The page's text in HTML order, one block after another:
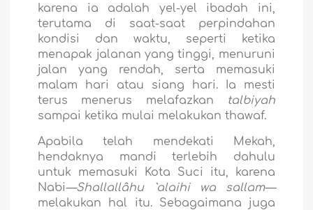
karena ia adalah yel-yel ibadah ini,
terutama di saat-saat perpindahan
kondisi dan waktu, seperti ketika
menapak jalanan yang tinggi, menuruni
jalan yang rendah, serta memasuki
malam hari atau siang hari. Ia mesti
terus menerus melafazkan
talbiyah
sampai ketika mulai melakukan thawaf.
Apabila telah mendekati Mekah,
hendaknya mandi terlebih dahulu
untuk memasuki Kota Suci itu, karena
Nabi—Shallallâhu `alaihi wa sallam—
melakukan hal itu. Sebagaimana juga